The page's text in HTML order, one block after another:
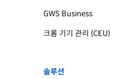
GWS Business
크롬 기기 관리 (CEU)
솔루션